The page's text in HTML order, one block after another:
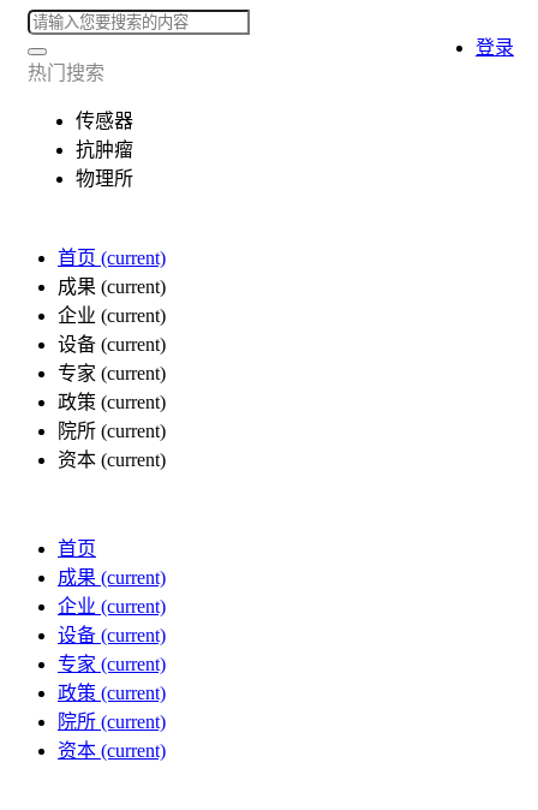
热门搜索
传感器
抗肿瘤
物理所
首页 (current)
成果 (current)
企业 (current)
设备 (current)
专家 (current)
政策 (current)
院所 (current)
资本 (current)
登录
首页
成果 (current)
企业 (current)
设备 (current)
专家 (current)
政策 (current)
院所 (current)
资本 (current)